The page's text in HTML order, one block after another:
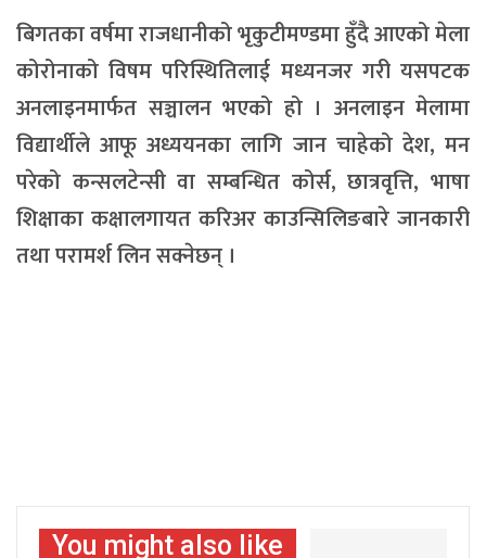
बिगतका वर्षमा राजधानीको भृकुटीमण्डमा हुँदै आएको मेला
कोरोनाको विषम परिस्थितिलाई मध्यनजर गरी यसपटक
अनलाइनमार्फत सञ्चालन भएको हो । अनलाइन मेलामा
विद्यार्थीले आफू अध्ययनका लागि जान चाहेको देश, मन
परेको कन्सलटेन्सी वा सम्बन्धित कोर्स, छात्रवृत्ति, भाषा
शिक्षाका कक्षालगायत करिअर काउन्सिलिङबारे जानकारी
तथा परामर्श लिन सक्नेछन् ।
You might also like